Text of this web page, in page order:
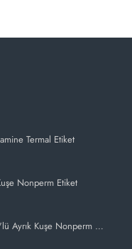
Termal Etiket
Nonperm Etiket
25x10 mm 3'lü Ayrık Kuşe Nonperm Etiket